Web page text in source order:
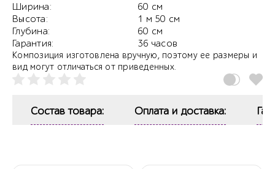
Ширина:
Высота:
Глубина:
Гарантия:
60 см
1 м 50 см
60 см
36 часов
Композиция изготовлена вручную, поэтому ее размеры и
вид могут отличаться от приведенных.
Состав товара: Оплата и доставка: